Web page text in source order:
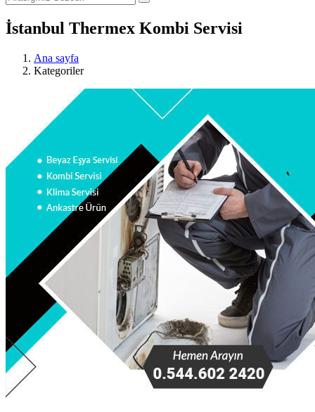
İstanbul Thermex Kombi Servisi
Ana sayfa
Kategoriler